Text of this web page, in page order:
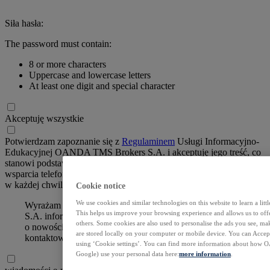
Siła hasła:
The password must contain:
8 or more characters
Uppercase and lowercase letters
At least one digit and special character
Akceptuję wszystkie
Potwierdzam zapoznanie się z Regulaminem Usługi Informacyjno-
Edukacyjnej OANDA TMS Brokers S.A. i akceptuję jego treść, co
stanowi podstawę do kontaktu w celu przedstawienia oferty i
wsparcia telefonicznego w obsłudze rachunku. Rozumiem, że mogę
w każdej chwili zrezygnować z tej usługi.*
Wyrażam zgodę na otrzymywanie od OANDA TMS Brokers
S.A. informacji marketingowych o produktach i usługach, np.
o nowościach i promocjach na podane przeze mnie dane
kontaktowe za pomocą:
Cookie notice
We use cookies and similar technologies on this website to learn a
This helps us improve your browsing experience and allows us to
others. Some cookies are also used to personalise the ads you see,
are stored locally on your computer or mobile device. You can
using ‘Cookie settings’. You can find more information about how
Google) use your personal data here:more information.